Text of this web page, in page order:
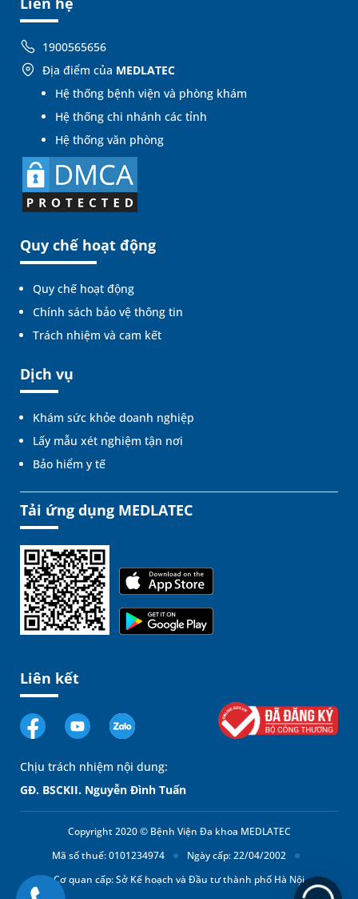
1900565656
Địa điểm của MEDLATEC
Hệ thống bệnh viện và phòng khám
Hệ thống chi nhánh các tỉnh
Hệ thống văn phòng
Quy chế hoạt động
Quy chế hoạt động
Chính sách bảo vệ thông tin
Trách nhiệm và cam kết
Dịch vụ
Khám sức khỏe doanh nghiệp
Lấy mẫu xét nghiệm tận nơi
Bảo hiểm y tế
Tải ứng dụng MEDLATEC
Liên kết
Chịu trách nhiệm nội dung:
GĐ. BSCKII. Nguyễn Đình Tuấn
Copyright 2020 © Bệnh Viện Đa khoa MEDLATEC
Mã số thuế: 0101234974
Ngày cấp: 22/04/2002
Cơ quan cấp: Sở Kế hoạch và Đầu tư thành phố Hà Nội